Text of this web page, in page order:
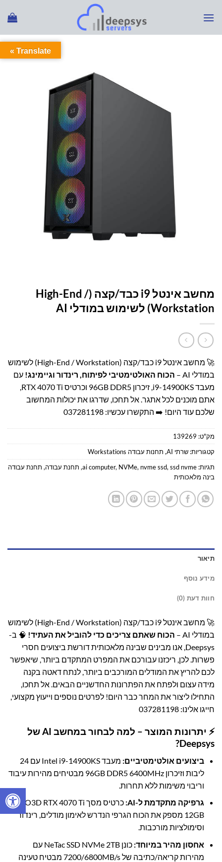
מחשב אינטל i9 כבד/קצה (High-End /
Workstation) לשימוש במודלי AI
🚀 מחשב אינטל i9 כבד/קצה (High-End / Workstation) לשימוש
במודלי AI –
הכוח האולטימטיבי לפיתוח, רינדור וגיימינג! עם
מעבד i9-14900KS, זיכרון 96GB DDR5 וכרטיס RTX 4070 Ti,
אתם מוכנים לכל אתגר. אל תחכו, שדרגו את יכולות המחשוב
שלכם עוד היום! ➡️ התקשרו עכשיו: 037281198
מק"ט: 139269
קטגוריות: שרתי AI , תחנות עבודה Workstations
תגיות:
ai computer, NVMe, nvme ssd,ssd nvme
, תחנת עבודה, תחנת עבודה
בינה מלאכותית
תיאור
מידע נוסף
חוות דעת (0)
🚀 מחשב אינטל i9 כבד/קצה (High-End / Workstation) לשימוש
במודלי AI –
הכוח שאתם צריכים כדי להוביל את העתיד! 🧠 ב-
Deepsys, אנו מבינים שבינה מלאכותית דורשת ביצועים חסרי
פשרות. לכן, ריכזנו עבורכם את המפרט המתקדם ביותר, שיאפשר
לכם להריץ את המודלים המורכבים ביותר, לנתח דאטה בקנה
מידה עצום ולפתח את הפתרונות החדשניים הבאים. אל תחכו,
התחילו ליצור את המחר כבר היום! לפרטים נוספים וייעוץ מקצועי,
חייגו אלינו: 037281198
⚡ יתרונות המוצר – למה לבחור במחשב AI של
Deepsys?
ביצועים אולטימטיביים:
מעבד Intel i9-14900KS עם 24
ליבות וזיכרון 96GB DDR5 6400MHz מבטיחים מהירות עיבוד
וריבוי משימות ללא תחרות.
גרפיקה מתקדמת ל-AI:
כרטיס מסך INNO3D RTX 4070 Ti
12GB מספק את הכוח הגרפי הנדרש לאימון מודלים, רינדור
וסימולציות מורכבות.
אחסון מהיר במיוחד:
כונן NeTac SSD NVMe 2TB עם
מהירות קריאה/כתיבה של 7200/6800MB/s מבטיח טעינה
Translate »